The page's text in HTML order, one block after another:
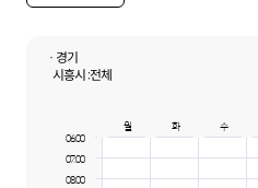
· 경기
시흥시 :전체
월 화 수
06:00
07:00
08:00